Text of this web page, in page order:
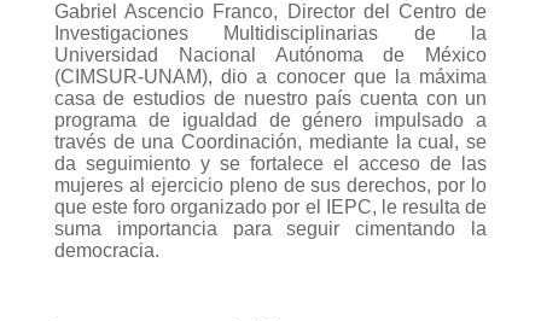
Gabriel Ascencio Franco, Director del Centro de
Investigaciones Multidisciplinarias de la
Universidad Nacional Autónoma de México
(CIMSUR-UNAM), dio a conocer que la máxima
casa de estudios de nuestro país cuenta con un
programa de igualdad de género impulsado a
través de una Coordinación, mediante la cual, se
da seguimiento y se fortalece el acceso de las
mujeres al ejercicio pleno de sus derechos, por lo
que este foro organizado por el IEPC, le resulta de
suma importancia para seguir cimentando la
democracia.